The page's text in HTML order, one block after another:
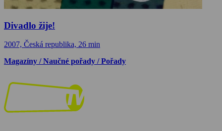
Divadlo žije!
2007, Česká republika, 26 min
Magazíny / Naučné pořady / Pořady